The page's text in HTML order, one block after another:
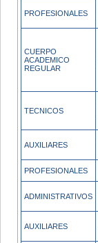
PROFESIONALES
CUERPO
ACADEMICO
REGULAR
TECNICOS
AUXILIARES
PROFESIONALES
ADMINISTRATIVOS
AUXILIARES